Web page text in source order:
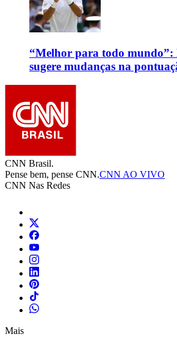
“Melhor para todo
sugere mudanças na
CNN Brasil.
Pense bem, pense CNN.CNN AO VIVO
CNN Nas Redes
Mais